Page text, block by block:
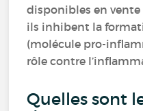
disponibles en vente
ils inhibent la
(molécule pro-
rôle contre
Quelles sont